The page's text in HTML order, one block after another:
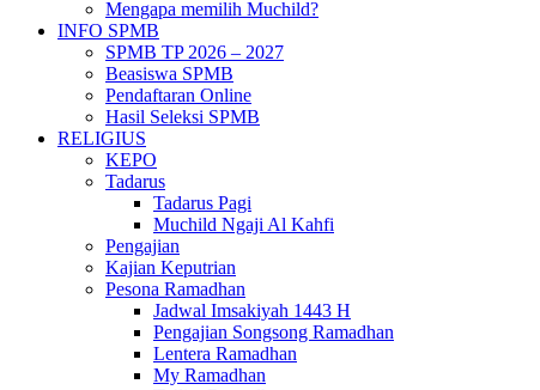
Mengapa memilih Muchild?
INFO SPMB
SPMB TP 2026 – 2027
Beasiswa SPMB
Pendaftaran Online
Hasil Seleksi SPMB
RELIGIUS
KEPO
Tadarus
Tadarus Pagi
Muchild Ngaji Al Kahfi
Pengajian
Kajian Keputrian
Pesona Ramadhan
Jadwal Imsakiyah 1443 H
Pengajian Songsong Ramadhan
Lentera Ramadhan
My Ramadhan